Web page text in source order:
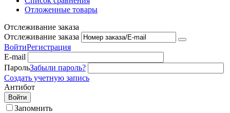
Отложенные товары
Отслеживание заказа
Отслеживание заказа
ВойтиРегистрация
E-mail
ПарольЗабыли пароль?
Создать учетную запись
Антибот
Войти
Запомнить